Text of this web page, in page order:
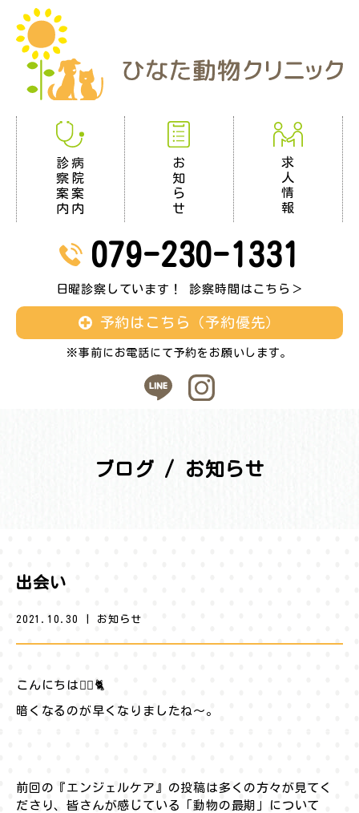
診
察
案
内
病
院
案
内
お
知
ら
せ
求
人
情
報
079-230-1331
日曜診察しています！ 診察時間はこちら＞
予約はこちら（予約優先）
※事前にお電話にて予約をお願いします。
ブログ / お知らせ
出会い
2021.10.30 お知らせ
こんにちは🐕‍🦺🐈
暗くなるのが早くなりましたね〜。
前回の『エンジェルケア』の投稿は多くの方々が見てく
ださり、皆さんが感じている「動物の最期」について